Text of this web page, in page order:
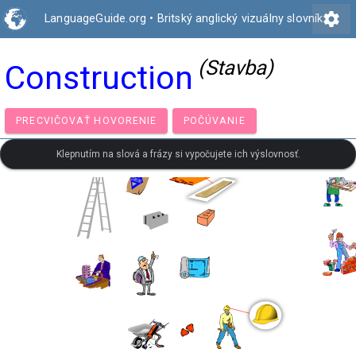
LanguageGuide.org • Britský anglický vizuálny slovníksettings
Construction (Stavba)
PRECVIČOVAŤ HOVORENIE POČÚVANIE
Klepnutím na slová a frázy si vypočujete ich výslovnosť.